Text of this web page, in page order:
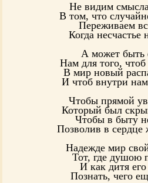
Не видим
В том, что
Переживаем
Когда несчастье
А может быть
Нам для того, чтоб
В мир новый
И чтоб внутри
Чтобы прямой
Который был
Чтобы в быту
Позволив в сердце
Надежде мир
Тот, где душою
И как дитя
Познать, чего